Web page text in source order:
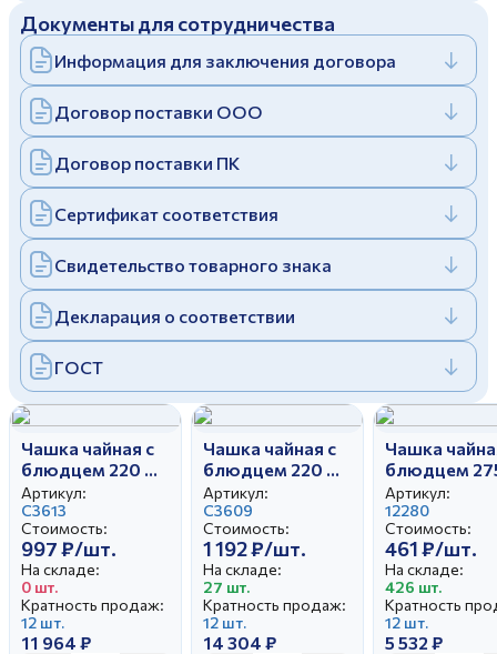
Отправить
Заполняя и отправляя форму, вы соглашаетесь
cполитикой конфиденциальности
Заполняя и отправляя форму, вы соглашаетесь
cполитикой конфиденциальности
Дулевский фарфоровый завод ©
Политика конфиденциальности
Документы для сотрудничества
Информация для заключения договора
Договор поставки ООО
Договор поставки ПК
Сертификат соответствия
Свидетельство товарного знака
Декларация о соответствии
ГОСТ
Чашка чайная с
блюдцем 220 мл
Тюльпан
Золотая ветка
Артикул:
С3613
Стоимость:
997 ₽/шт.
На складе:
0 шт.
Кратность продаж:
12 шт.
11 964 ₽
Чашка чайная с
блюдцем 220 мл
Тюльпан Флора
Артикул:
С3609
Стоимость:
1 192 ₽/шт.
На складе:
27 шт.
Кратность продаж:
12 шт.
14 304 ₽
Чашка
блюдцем
Гранатовый
Романтика
Артикул:
12280
Стоимость:
461 ₽/шт.
На складе:
426 шт.
Кратность
12 шт.
5 532 ₽